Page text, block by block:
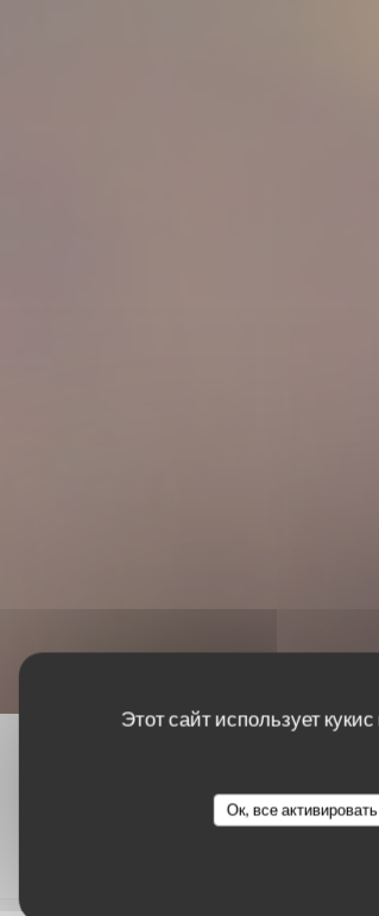
Этот сайт использует
Ок, все активировать
Оценки